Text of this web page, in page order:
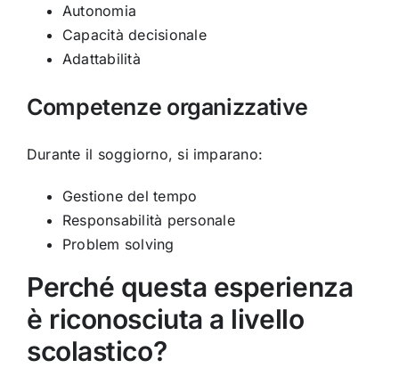
Autonomia
Capacità decisionale
Adattabilità
Competenze organizzative
Durante il soggiorno, si imparano:
Gestione del tempo
Responsabilità personale
Problem solving
Perché questa esperienza
è riconosciuta a livello
scolastico?